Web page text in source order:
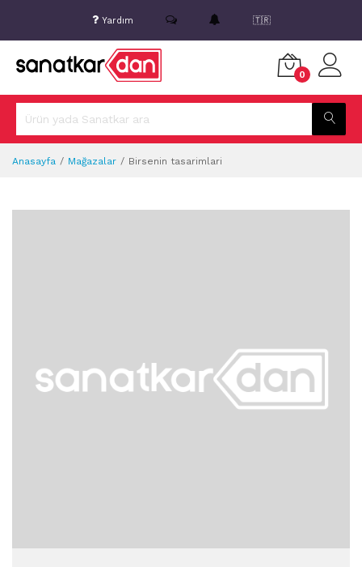
Yardım 🇹🇷
0
Anasayfa Mağazalar Birsenin tasarimlari